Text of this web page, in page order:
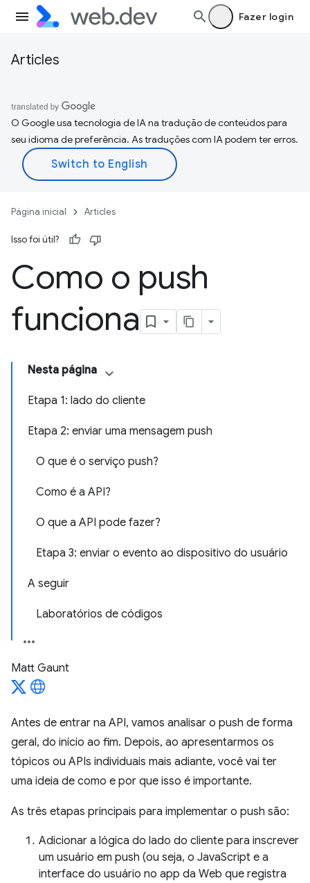
Fazer login
Articles
O Google usa tecnologia de IA na tradução de conteúdos para
seu idioma de preferência. As traduções com IA podem ter erros.
Página inicial Articles
Isso foi útil?
Como o push
funciona
Nesta página
Etapa 1: lado do cliente
Etapa 2: enviar uma mensagem push
O que é o serviço push?
Como é a API?
O que a API pode fazer?
Etapa 3: enviar o evento ao dispositivo do usuário
A seguir
Laboratórios de códigos
Matt Gaunt
Antes de entrar na API, vamos analisar o push de forma
geral, do início ao fim. Depois, ao apresentarmos os
tópicos ou APIs individuais mais adiante, você vai ter
uma ideia de como e por que isso é importante.
As três etapas principais para implementar o push são:
Adicionar a lógica do lado do cliente para inscrever
um usuário em push (ou seja, o JavaScript e a
interface do usuário no app da Web que registra